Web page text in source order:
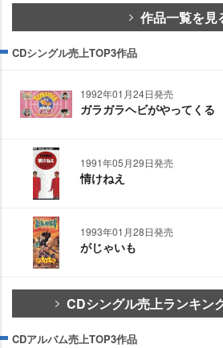
作品一覧を見
CDシングル売上TOP3作品
1992年01月24日発売
ガラガラヘビがやってくる
1991年05月29日発売
情けねえ
1993年01月28日発売
がじゃいも
CDシングル売上ランキン
CDアルバム売上TOP3作品